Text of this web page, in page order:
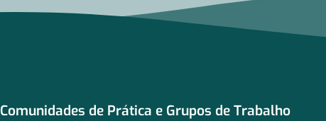
Comunidades de Prática e Grupos de Trabalho